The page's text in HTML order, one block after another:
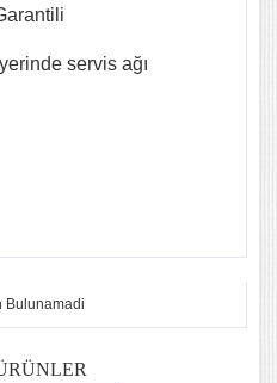
servis ağı
Bulunamadi